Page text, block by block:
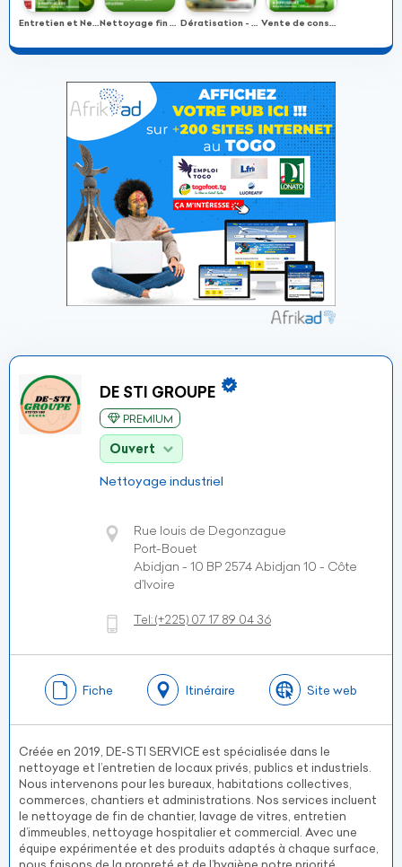
Entretien et Nettoyage Permanent et temporaire Nettoyage fin de chantier Dératisation - Désinsectisation - Désinfection Vente de consommable et matériels de nettoyage
DE STI GROUPE
PREMIUM
Ouvert
Nettoyage industriel
Rue louis de Degonzague
Port-Bouet
Abidjan - 10 BP 2574 Abidjan 10 - Côte
d’Ivoire
Tel:(+225) 07 17 89 04 36
Fiche Itinéraire Site web
Créée en 2019, DE-STI SERVICE est spécialisée dans le
nettoyage et l’entretien de locaux privés, publics et industriels.
Nous intervenons pour les bureaux, habitations collectives,
commerces, chantiers et administrations. Nos services incluent
le nettoyage de fin de chantier, lavage de vitres, entretien
d’immeubles, nettoyage hospitalier et commercial. Avec une
équipe expérimentée et des produits adaptés à chaque surface,